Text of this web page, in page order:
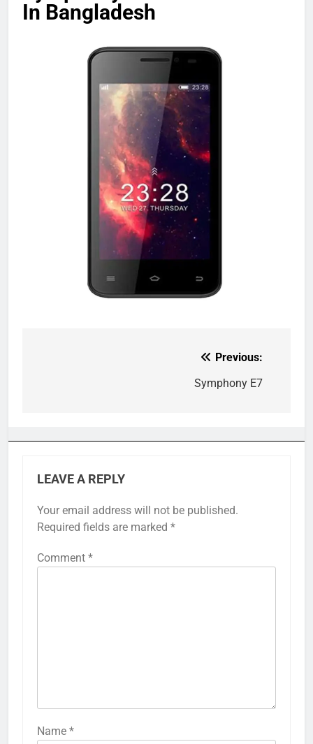
In Bangladesh
Previous:
Symphony E7
LEAVE A REPLY
Your email address will not be published.
Required fields are marked *
Comment *
Name *